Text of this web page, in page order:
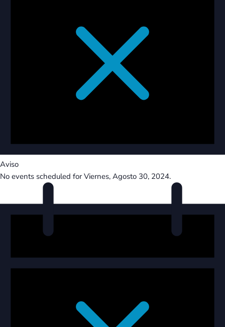
Aviso
No events scheduled for Viernes, Agosto 30, 2024.